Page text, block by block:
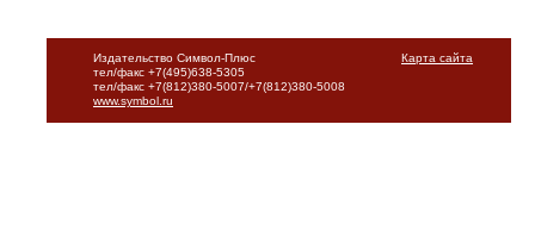
Карта сайта
Издательство Символ-Плюс
тел/факс +7(495)638-5305
тел/факс +7(812)380-5007/+7(812)380-5008
www.symbol.ru